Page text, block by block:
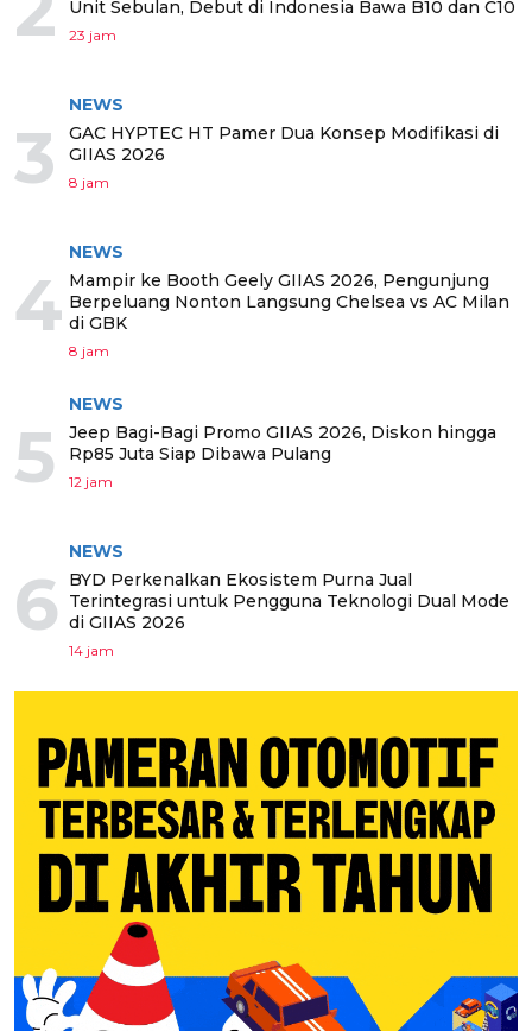
Unit Sebulan, Debut di Indonesia Bawa B10 dan C10
23 jam
3
NEWS
GAC HYPTEC HT Pamer Dua Konsep Modifikasi di
GIIAS 2026
8 jam
4
NEWS
Mampir ke Booth Geely GIIAS 2026, Pengunjung
Berpeluang Nonton Langsung Chelsea vs AC Milan
di GBK
8 jam
5
NEWS
Jeep Bagi-Bagi Promo GIIAS 2026, Diskon hingga
Rp85 Juta Siap Dibawa Pulang
12 jam
6
NEWS
BYD Perkenalkan Ekosistem Purna Jual
Terintegrasi untuk Pengguna Teknologi Dual Mode
di GIIAS 2026
14 jam